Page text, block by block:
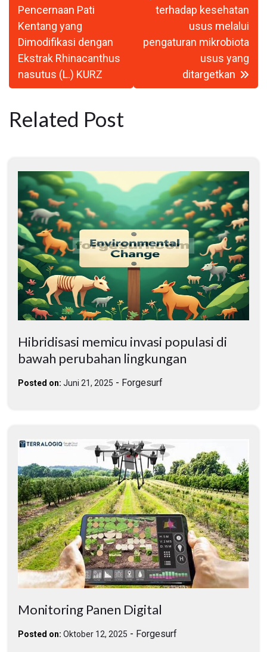
Pencernaan Pati
Kentang yang
Dimodifikasi dengan
Ekstrak Rhinacanthus
nasutus (L.) KURZ
terhadap kesehatan
usus melalui
pengaturan mikrobiota
usus yang
ditargetkan
Related Post
Hibridisasi memicu invasi populasi di
bawah perubahan lingkungan
Posted on: Juni 21, 2025 - Forgesurf
Monitoring Panen Digital
Posted on: Oktober 12, 2025 - Forgesurf